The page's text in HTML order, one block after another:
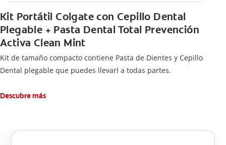
Kit Portátil Colgate con Cepillo Dental
Plegable + Pasta Dental Total Prevención
Activa Clean Mint
Kit de tamaño compacto contiene Pasta de Dientes y Cepillo
Dental plegable que puedes llevarl a todas partes.
Descubre más